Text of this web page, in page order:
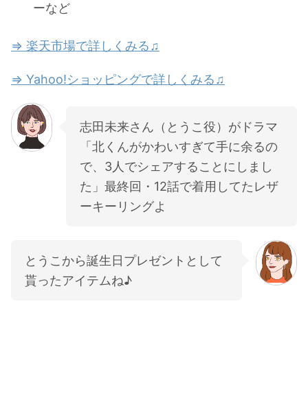
ーなど
⇒ 楽天市場で詳しくみる♫
⇒ Yahoo!ショッピングで詳しくみる♫
志田未来さん（とうこ役）がドラマ
「北くんがかわいすぎて手に余るの
で、3人でシェアすることにしまし
た」最終回・12話で着用してたレザ
ーキーリングよ
とうこから誕生日プレゼントとして
貰ったアイテムね♪